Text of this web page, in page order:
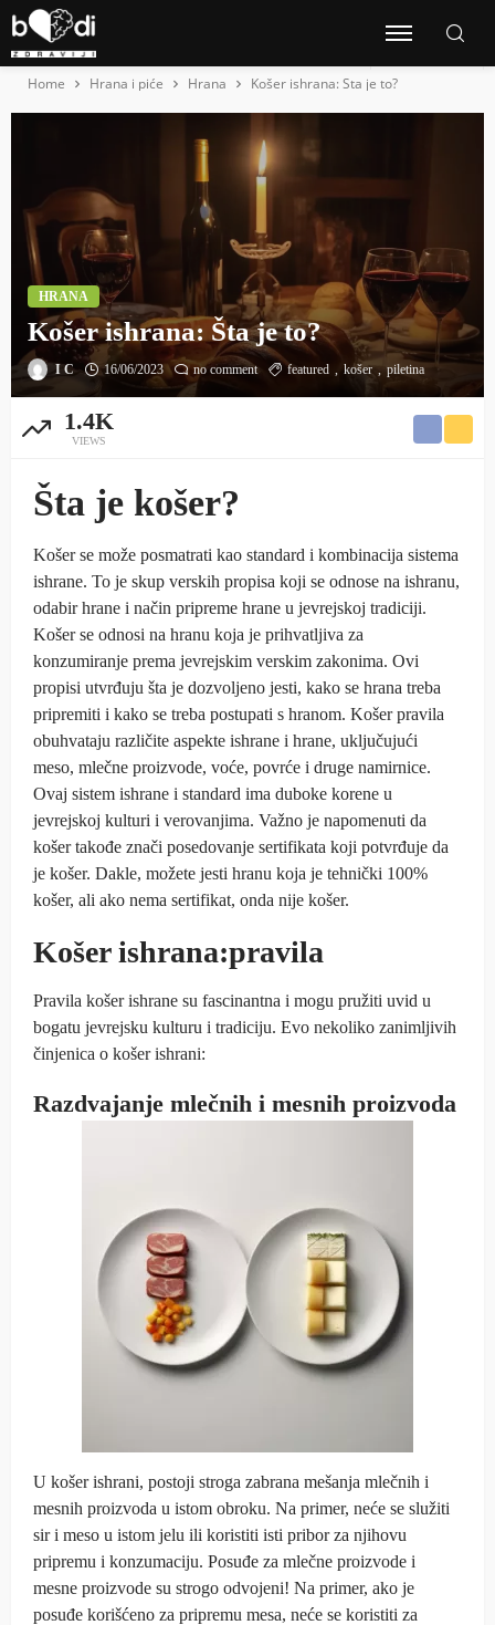
Home Hrana i piće Hrana Košer ishrana: Šta je to?
HRANA
Košer ishrana: Šta je to?
I C 16/06/2023 no comment featured košer piletina
1.4K
VIEWS
Šta je košer?
Košer se može posmatrati kao standard i kombinacija sistema
ishrane. To je skup verskih propisa koji se odnose na ishranu,
odabir hrane i način pripreme hrane u jevrejskoj tradiciji.
Košer se odnosi na hranu koja je prihvatljiva za
konzumiranje prema jevrejskim verskim zakonima. Ovi
propisi utvrđuju šta je dozvoljeno jesti, kako se hrana treba
pripremiti i kako se treba postupati s hranom. Košer pravila
obuhvataju različite aspekte ishrane i hrane, uključujući
meso, mlečne proizvode, voće, povrće i druge namirnice.
Ovaj sistem ishrane i standard ima duboke korene u
jevrejskoj kulturi i verovanjima. Važno je napomenuti da
košer takođe znači posedovanje sertifikata koji potvrđuje da
je košer. Dakle, možete jesti hranu koja je tehnički 100%
košer, ali ako nema sertifikat, onda nije košer.
Košer ishrana:pravila
Pravila košer ishrane su fascinantna i mogu pružiti uvid u
bogatu jevrejsku kulturu i tradiciju. Evo nekoliko zanimljivih
činjenica o košer ishrani:
Razdvajanje mlečnih i mesnih proizvoda
U košer ishrani, postoji stroga zabrana mešanja mlečnih i
mesnih proizvoda u istom obroku. Na primer, neće se služiti
sir i meso u istom jelu ili koristiti isti pribor za njihovu
pripremu i konzumaciju. Posuđe za mlečne proizvode i
mesne proizvode su strogo odvojeni! Na primer, ako je
posuđe korišćeno za pripremu mesa, neće se koristiti za